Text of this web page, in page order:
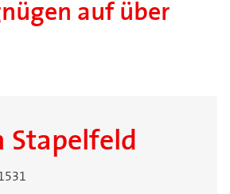
auf über
Stapelfeld